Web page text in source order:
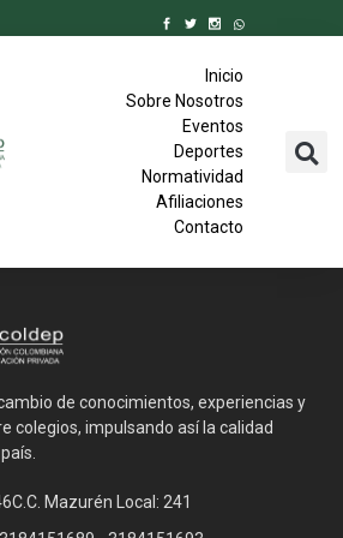
Inicio
Sobre Nosotros
Eventos
Deportes
Normatividad
Afiliaciones
Contacto
de conocimientos, experiencias y
colegios, impulsando así la calidad
Mazurén Local: 241